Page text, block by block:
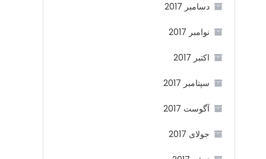
دسامبر 2017
نوامبر 2017
اکتبر 2017
سپتامبر 2017
آگوست 2017
جولای 2017